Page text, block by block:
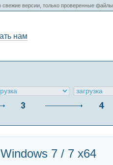
свежие версии, только проверенные файлы.
нам
7 / 7 x64